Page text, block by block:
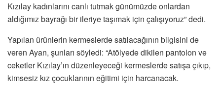
Kızılay kadınlarını canlı tutmak günümüzde onlardan
aldığımız bayrağı bir ileriye taşımak için çalışıyoruz” dedi.
Yapılan ürünlerin kermeslerde satılacağının bilgisini de
veren Ayan, şunları söyledi: “Atölyede dikilen pantolon ve
ceketler Kızılay’ın düzenleyeceği kermeslerde satışa çıkıp,
kimsesiz kız çocuklarının eğitimi için harcanacak.